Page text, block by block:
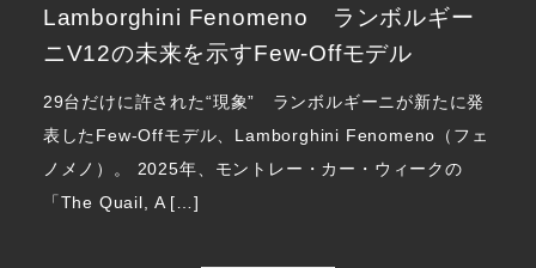
Lamborghini Fenomeno ランボルギー
ニV12の未来を示すFew-Offモデル
29台だけに許された“現象” ランボルギーニが新たに発
表したFew-Offモデル、Lamborghini Fenomeno（フェ
ノメノ）。 2025年、モントレー・カー・ウィークの
「The Quail, A […]